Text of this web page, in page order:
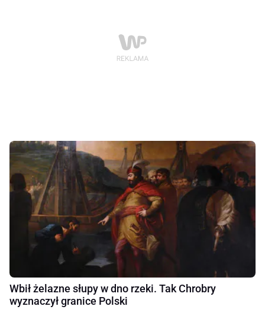
Wbił żelazne słupy w dno rzeki. Tak Chrobry
wyznaczył granice Polski